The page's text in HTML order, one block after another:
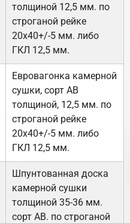
толщиной 12,5 мм. по
строганой рейке
20х40+/-5 мм. либо
ГКЛ 12,5 мм.
Евровагонка камерной
сушки, сорт АВ
толщиной, 12,5 мм. по
строганой рейке
20х40+/-5 мм. либо
ГКЛ 12,5 мм.
Шпунтованная доска
камерной сушки
толщиной 35-36 мм.
сорт АВ. по строганой